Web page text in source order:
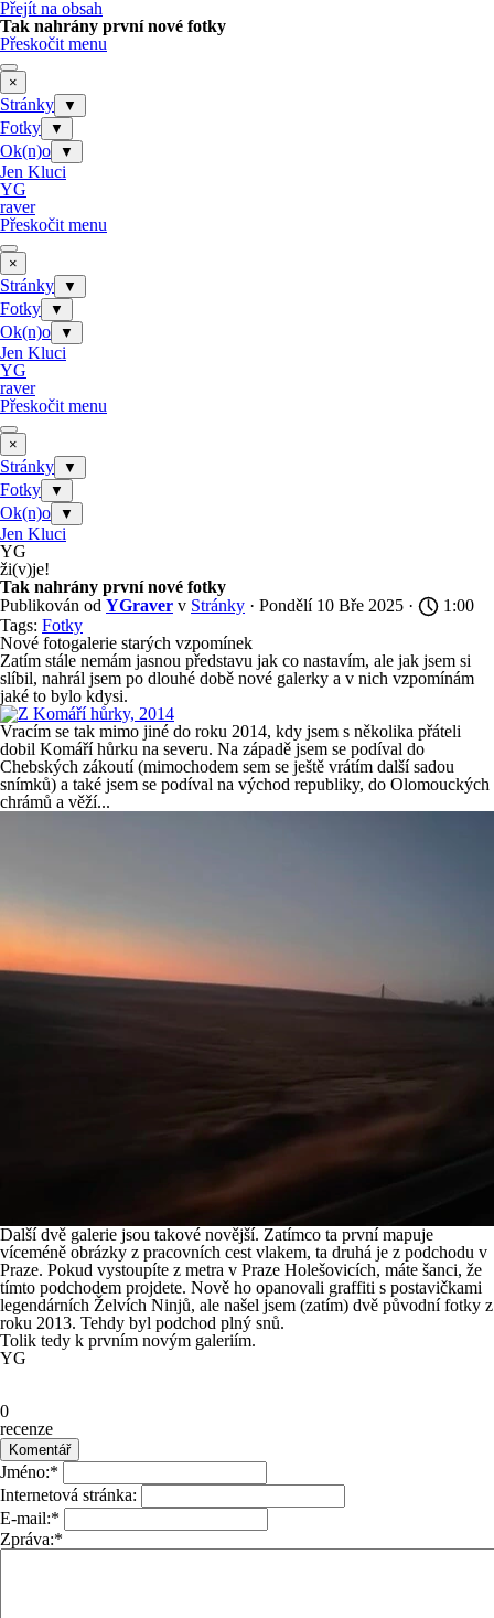
Přejít na obsah
Tak nahrány první nové fotky
Přeskočit menu
×
Stránky ▼
Fotky ▼
Ok(n)o ▼
Jen Kluci
YG
raver
Přeskočit menu
×
Stránky ▼
Fotky ▼
Ok(n)o ▼
Jen Kluci
YG
raver
Přeskočit menu
×
Stránky ▼
Fotky ▼
Ok(n)o ▼
Jen Kluci
YG
ži(v)je!
Tak nahrány první nové fotky
Publikován od YGraver v Stránky · Pondělí 10 Bře 2025 ·
1:00
Tags: Fotky
Nové fotogalerie starých vzpomínek
Zatím stále nemám jasnou představu jak co nastavím, ale jak jsem si
slíbil, nahrál jsem po dlouhé době nové galerky a v nich vzpomínám
jaké to bylo kdysi.
Vracím se tak mimo jiné do roku 2014, kdy jsem s několika přáteli
dobil Komáří hůrku na severu. Na západě jsem se podíval do
Chebských zákoutí (mimochodem sem se ještě vrátím další sadou
snímků) a také jsem se podíval na východ republiky, do Olomouckých
chrámů a věží...
Další dvě galerie jsou takové novější. Zatímco ta první mapuje
víceméně obrázky z pracovních cest vlakem, ta druhá je z podchodu v
Praze. Pokud vystoupíte z metra v Praze Holešovicích, máte šanci, že
tímto podchodem projdete. Nově ho opanovali graffiti s postavičkami
legendárních Želvích Ninjů, ale našel jsem (zatím) dvě původní fotky z
roku 2013. Tehdy byl podchod plný snů.
Tolik tedy k prvním novým galeriím.
YG
0
recenze
Jméno:*
Internetová stránka:
E-mail:*
Zpráva:*